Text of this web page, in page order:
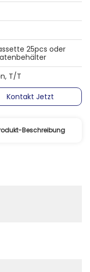
25pcs oder
T/T
Kontakt Jetzt
Beschreibung